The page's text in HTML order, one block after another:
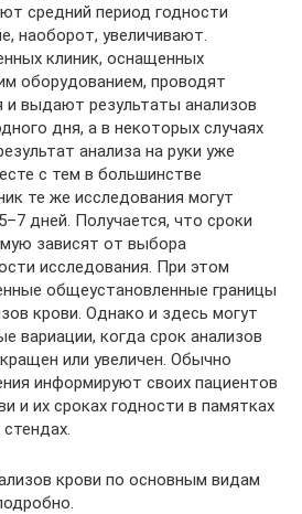
средний период годности
наоборот, увеличивают.
клиник, оснащенных
оборудованием, проводят
и выдают результаты анализов
дня, а в некоторых случаях
анализа на руки уже
с тем в большинстве
те же исследования могут
дней. Получается, что сроки
зависят от выбора
исследования. При этом
общеустановленные границы
крови. Однако и здесь могут
вариации, когда срок анализов
или увеличен. Обычно
информируют своих пациентов
и их сроках годности в памятках
крови по основным видам